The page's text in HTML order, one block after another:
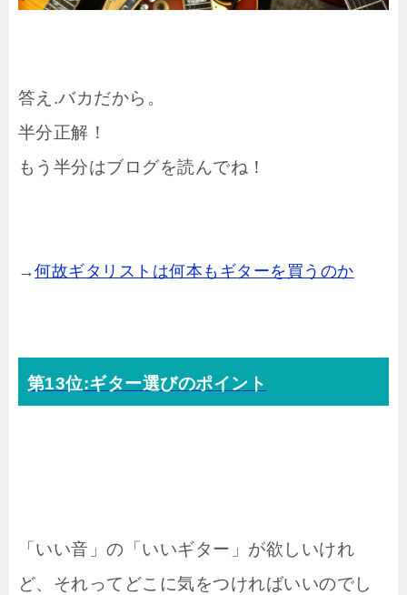
答え.バカだから。
半分正解！
もう半分はブログを読んでね！
→何故ギタリストは何本もギターを買うのか
第13位:ギター選びのポイント
「いい音」の「いいギター」が欲しいけれ
ど、それってどこに気をつければいいのでし